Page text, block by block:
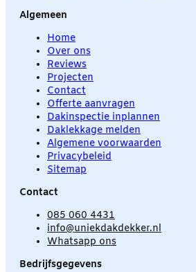
Algemeen
Home
Over ons
Reviews
Projecten
Contact
Offerte aanvragen
Dakinspectie inplannen
Daklekkage melden
Algemene voorwaarden
Privacybeleid
Sitemap
Contact
085 060 4431
info@uniekdakdekker.nl
Whatsapp ons
Bedrijfsgegevens